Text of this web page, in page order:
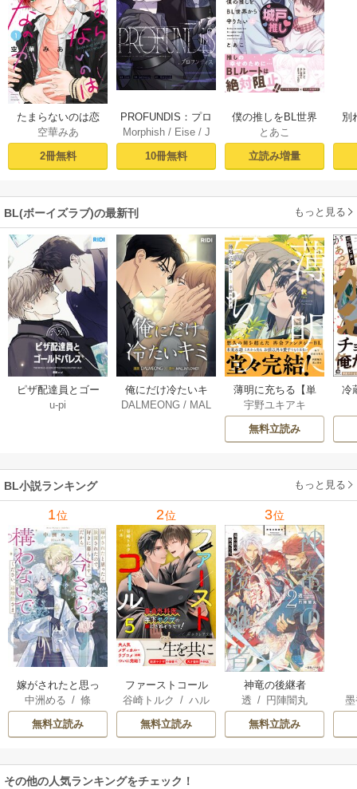
たまらないのは恋
なのか（１）【シ
ーモア限定特典付
き】
空華みあ
2冊無料
PROFUNDIS：プロ
フンディス【タテ
ヨミ】1
Morphish/ Eise/ J
aeyoung
10冊無料
僕の推しをBL世界
から守りたい【シ
ーモア限定特典付
き電子単行本】 上
とあこ
立読み増量
別
BL(ボーイズラブ)の最新刊 もっと見る
ピザ配達員とゴー
ルドパレス【タテ
u-pi
俺にだけ冷たいキ
ミ【タテヨミ】 34
DALMEONG / MAL
薄明に充ちる【単
行本版】 5巻
宇野ユキアキ
無料立読み
冷
BL小説ランキング もっと見る
1位
嫁がされたと思っ
たら放置されたの
で、好きに暮らし
ます。だから今さ
さい、辺境伯さま
中洲める /條
無料立読み
2位
ファーストコール
～童貞外科医、年
下ヤクザの嫁にさ
れそうです！～
谷崎トルク /ハル
無料立読み
3位
神竜の後継者
透 / 円陣闇丸
無料立読み
その他の人気ランキングをチェック！